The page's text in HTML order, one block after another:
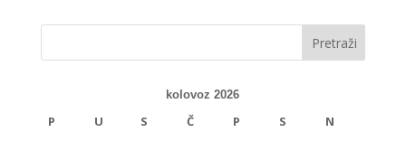
kolovoz 2026
P U S Č P S N